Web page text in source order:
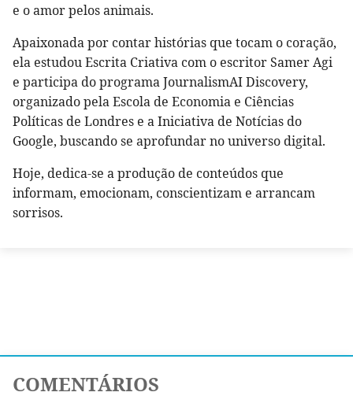
e o amor pelos animais.
Apaixonada por contar histórias que tocam o coração,
ela estudou Escrita Criativa com o escritor Samer Agi
e participa do programa JournalismAI Discovery,
organizado pela Escola de Economia e Ciências
Políticas de Londres e a Iniciativa de Notícias do
Google, buscando se aprofundar no universo digital.
Hoje, dedica-se a produção de conteúdos que
informam, emocionam, conscientizam e arrancam
sorrisos.
COMENTÁRIOS